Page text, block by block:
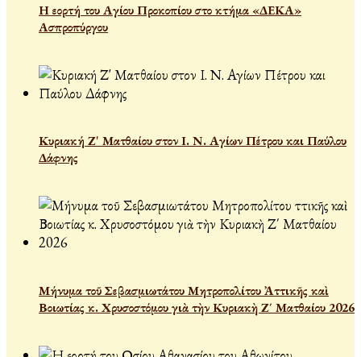
Η εορτή του Αγίου Προκοπίου στο κτήμα «ΔΕΚΑ»
Ασπροπύργου
Κυριακή Ζ' Ματθαίου στον Ι. Ν. Αγίων Πέτρου και Παύλου
Δάφνης
Μήνυμα τοῦ Σεβασμιωτάτου Μητροπολίτου Ἀττικῆς καὶ
Βοιωτίας κ. Χρυσοστόμου γιὰ τὴν Κυριακὴ Ζ΄ Ματθαίου 2026